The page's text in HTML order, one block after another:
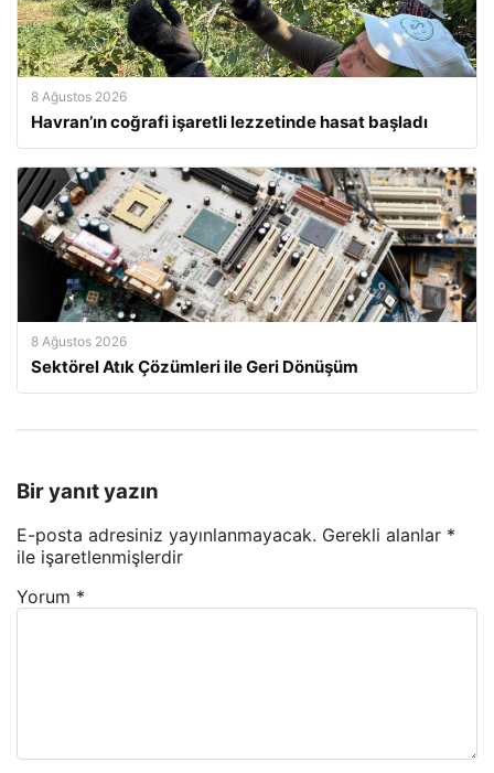
8 Ağustos 2026
Havran’ın coğrafi işaretli lezzetinde hasat başladı
8 Ağustos 2026
Sektörel Atık Çözümleri ile Geri Dönüşüm
Bir yanıt yazın
E-posta adresiniz yayınlanmayacak. Gerekli alanlar *
ile işaretlenmişlerdir
Yorum *